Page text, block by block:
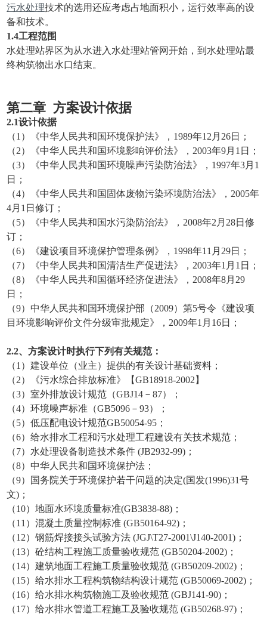
污水处理技术的选用还应考虑占地面积小，运行效率高的设
备和技术。
1.4工程范围
水处理站界区为从水进入水处理站管网开始，到水处理站最
终构筑物出水口结束。
第二章方案设计依据
2.1设计依据
（1）《中华人民共和国环境保护法》，1989年12月26日；
（2）《中华人民共和国环境影响评价法》，2003年9月1日；
（3）《中华人民共和国环境噪声污染防治法》，1997年3月1
日；
（4）《中华人民共和国固体废物污染环境防治法》，2005年
4月1日修订；
（5）《中华人民共和国水污染防治法》，2008年2月28日修
订；
（6）《建设项目环境保护管理条例》，1998年11月29日；
（7）《中华人民共和国清洁生产促进法》，2003年1月1日；
（8）《中华人民共和国循环经济促进法》，2008年8月29
日；
（9）中华人民共和国环境保护部（2009）第5号令《建设项
目环境影响评价文件分级审批规定》，2009年1月16日；
2.2、方案设计时执行下列有关规范：
（1）建设单位（业主）提供的有关设计基础资料；
（2）《污水综合排放标准》【GB18918-2002】
（3）室外排放设计规范（GBJ14－87）；
（4）环境噪声标准（GB5096－93）；
（5）低压配电设计规范GB50054-95；
（6）给水排水工程和污水处理工程建设有关技术规范；
（7）水处理设备制造技术条件 (JB2932-99)；
（8）中华人民共和国环境保护法；
（9）国务院关于环境保护若干问题的决定(国发(1996)31号
文)；
（10）地面水环境质量标准(GB3838-88)；
（11）混凝土质量控制标准 (GB50164-92)；
（12）钢筋焊接接头试验方法 (JGJ\T27-2001\J140-2001)；
（13）砼结构工程施工质量验收规范 (GB50204-2002)；
（14）建筑地面工程施工质量验收规范 (GB50209-2002)；
（15）给水排水工程构筑物结构设计规范 (GB50069-2002)；
（16）给水排水构筑物施工及验收规范 (GBJ141-90)；
（17）给水排水管道工程施工及验收规范 (GB50268-97)；